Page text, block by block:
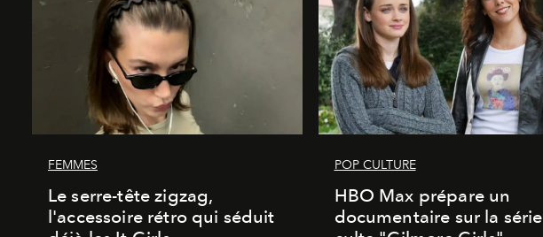
FEMMES
Le serre-tête zigzag,
l'accessoire rétro qui séduit
POP CULTURE
HBO Max prépare un
documentaire sur la série